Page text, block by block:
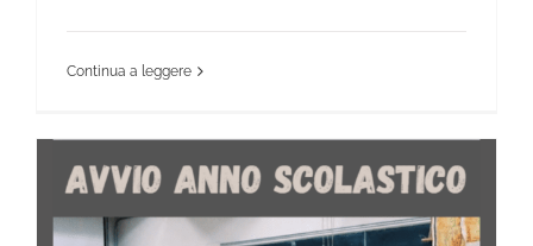
Continua a leggere